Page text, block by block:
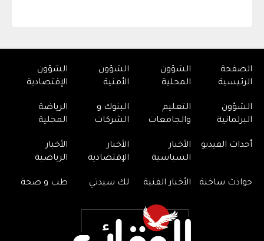
الصفحة
الرئيسية
الشؤون
المحلية
الشؤون
الأمنية
الشؤون
الإقتصادية
الشؤون
البرلمانية
التعليم
والجامعات
البنوك و
الشركات
الرياضة
المحلية
أحداث الفيديو
الأخبار
السياسية
الأخبار
الإقتصادية
الأخبار
الرياضية
حوادث ساخنة الأخبار الفنية لك سيدتي طب و صحة